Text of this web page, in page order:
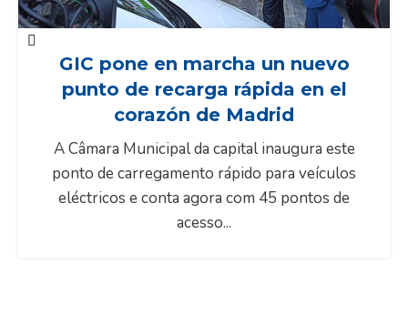
GIC pone en marcha un nuevo
punto de recarga rápida en el
corazón de Madrid
A Câmara Municipal da capital inaugura este
ponto de carregamento rápido para veículos
eléctricos e conta agora com 45 pontos de
acesso...